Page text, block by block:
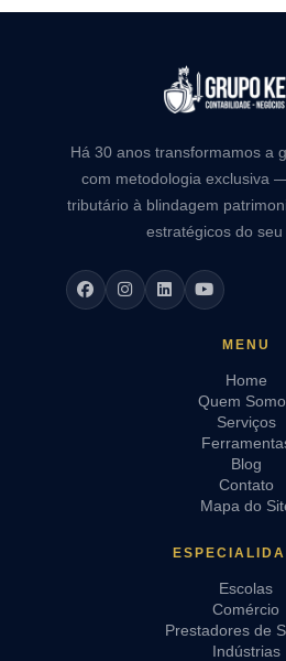
Há 30 anos transformamos a
com metodologia exclusiva
tributário à blindagem
estratégicos do seu
MENU
Home
Quem
Serviços
Blog
Contato
Mapa do
Escolas
Comércio
Prestadores de
Indústrias